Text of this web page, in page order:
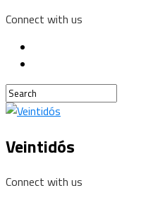
Connect with us
Veintidós
Connect with us